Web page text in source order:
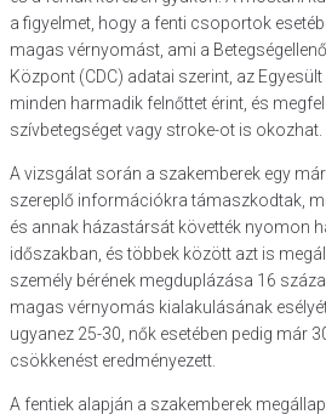
a figyelmet, hogy a fenti csoportok
magas vérnyomást, ami a
Központ (CDC) adatai szerint, az
minden harmadik felnőttet érint, és
szívbetegséget vagy stroke-ot is okozhat.
A vizsgálat során a szakemberek egy
szereplő információkra támaszkodtak,
és annak házastársát követték nyomon
időszakban, és többek között azt is
személy bérének megduplázása 16
magas vérnyomás kialakulásának
ugyanez 25-30, nők esetében pedig már
csökkenést eredményezett.
A fentiek alapján a szakemberek